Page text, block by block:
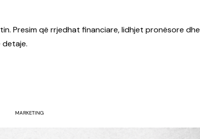
Presim që rrjedhat financiare, lidhjet pronësore dhe
MARKETING